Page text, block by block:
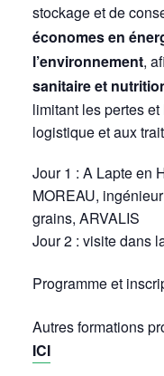
stockage et de
économes en
l’environnement,
sanitaire et
limitant les pertes
logistique et aux
Jour 1 : A Lapte en
MOREAU,
grains, ARVALIS
Jour 2 : visite dans
Programme et
Autres formations
ICI